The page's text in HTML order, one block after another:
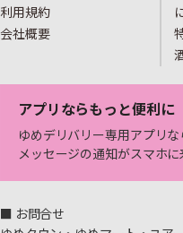
利用規約
会社概要
アプリならもっと便利に
ゆめデリバリー専用アプリな
メッセージの通知がスマホに
■ お問合せ